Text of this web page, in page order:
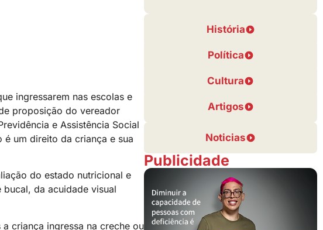
História
Política
Cultura
Artigos
Noticias
Publicidade
ingressarem nas escolas e
proposição do vereador
e Assistência Social
é um direito da criança e sua
do estado nutricional e
da acuidade visual
criança ingressa na creche ou